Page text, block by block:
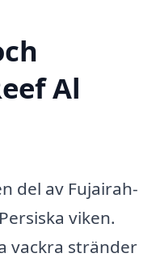
Al
del av Fujairah-
viken.
vackra stränder